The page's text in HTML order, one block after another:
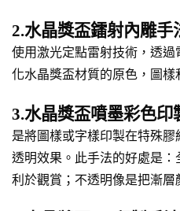
2.水晶獎盃鐳射內雕手
使用激光定點雷射技術，透
化水晶獎盃材質的原色，圖
3.水晶獎盃噴墨彩色印
是將圖樣或字樣印製在特殊
透明效果。此手法的好處是
利於觀賞；不透明像是把漸